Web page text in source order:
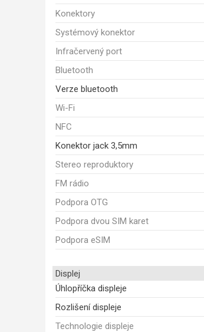
Konektory
Systémový konektor
Infračervený port
Bluetooth
Verze bluetooth
Wi-Fi
NFC
Konektor jack 3,5mm
Stereo reproduktory
FM rádio
Podpora OTG
Podpora dvou SIM karet
Podpora eSIM
Displej
Úhlopříčka displeje
Rozlišení displeje
Technologie displeje